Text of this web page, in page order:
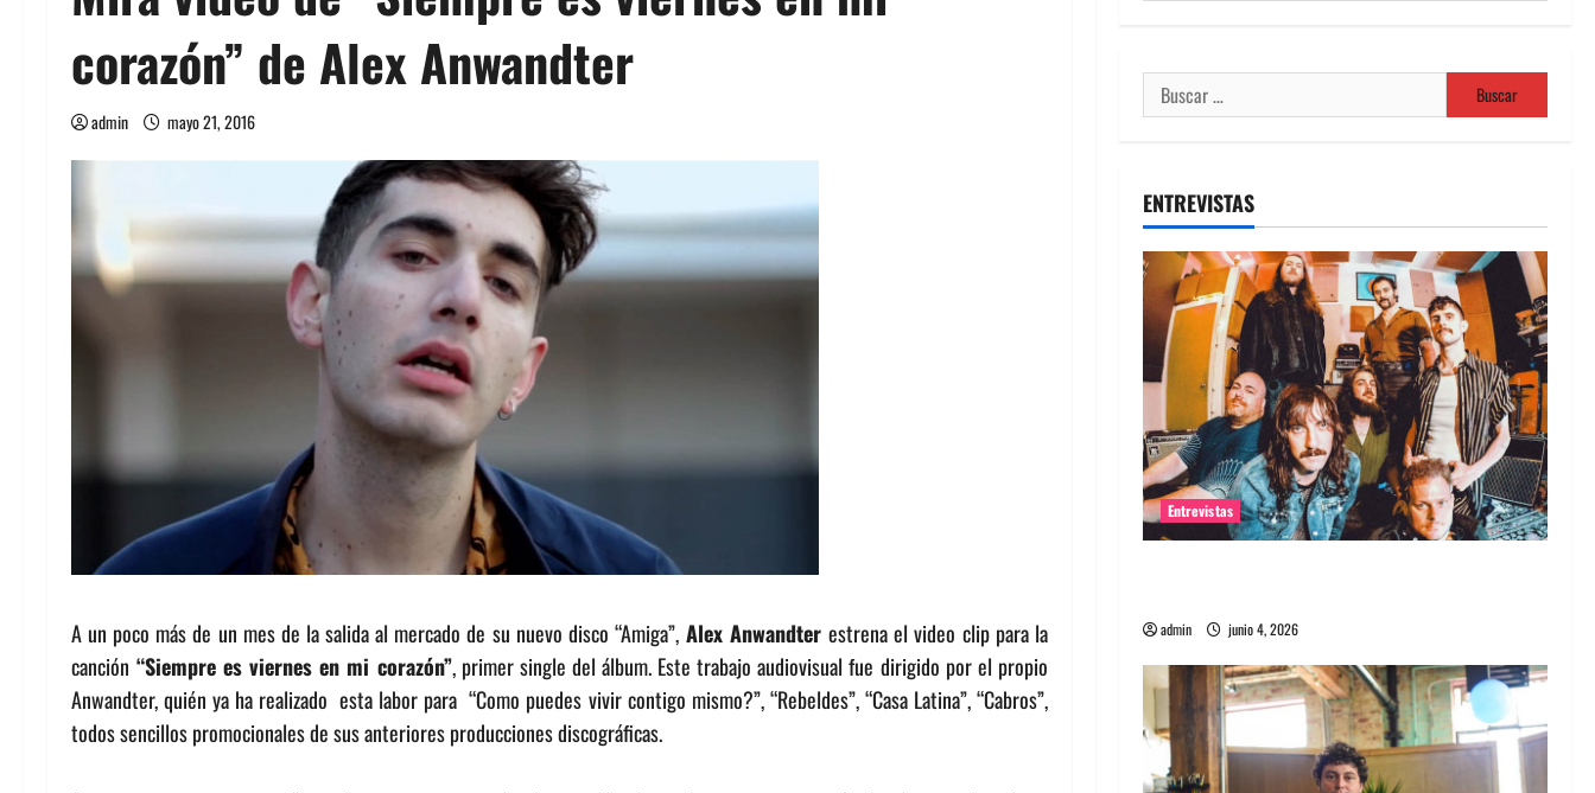
corazón” de Alex Anwandter
admin mayo 21, 2016
A un poco más de un mes de la salida al mercado de su nuevo disco “Amiga”,Alex Anwandterestrena el video clip para la
canción “Siempre es viernes en mi corazón”, primer single del álbum. Este trabajo audiovisual fue dirigido por el propio
Anwandter, quién ya ha realizado esta labor para “Como puedes vivir contigo mismo?”, “Rebeldes”, “Casa Latina”, “Cabros”,
todos sencillos promocionales de sus anteriores producciones discográficas.
Buscar:
ENTREVISTAS
Entrevistas
admin junio 4, 2026